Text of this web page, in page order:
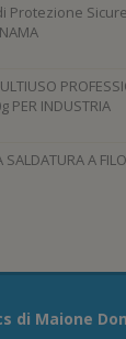
Protezione
PER INDUSTRIA
A
di Maione